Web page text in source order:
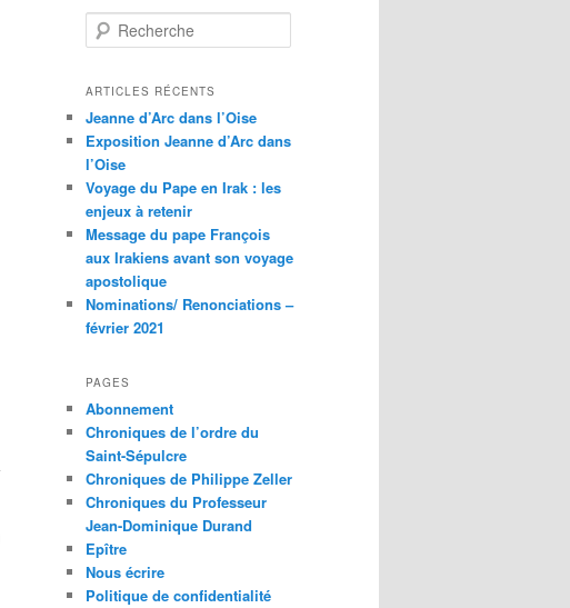
e
h
r
c
h
e
ARTICLES RÉCENTS
Jeanne d’Arc dans l’Oise
Exposition Jeanne d’Arc dans
l’Oise
Voyage du Pape en Irak : les
enjeux à retenir
Message du pape François
aux Irakiens avant son voyage
apostolique
Nominations/ Renonciations –
février 2021
PAGES
Abonnement
Chroniques de l’ordre du
Saint-Sépulcre
Chroniques de Philippe Zeller
Chroniques du Professeur
Jean-Dominique Durand
Epître
Nous écrire
Politique de confidentialité